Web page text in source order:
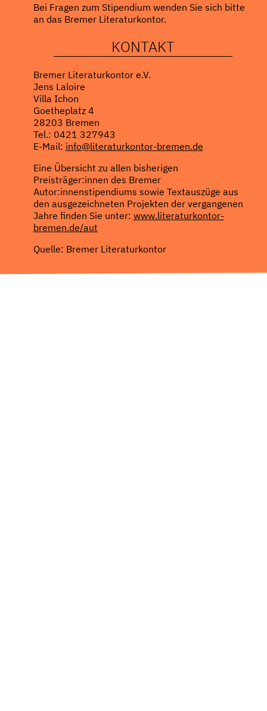
Bei Fragen zum Stipendium wenden Sie sich bitte
an das Bremer Literaturkontor.
KONTAKT
Bremer Literaturkontor e.V.
Jens Laloire
Villa Ichon
Goetheplatz 4
28203 Bremen
Tel.: 0421 327943
E-Mail: info@literaturkontor-bremen.de
Eine Übersicht zu allen bisherigen
Preisträger:innen des Bremer
Autor:innenstipendiums sowie Textauszüge aus
den ausgezeichneten Projekten der vergangenen
Jahre finden Sie unter: www.literaturkontor-
bremen.de/aut
Quelle: Bremer Literaturkontor